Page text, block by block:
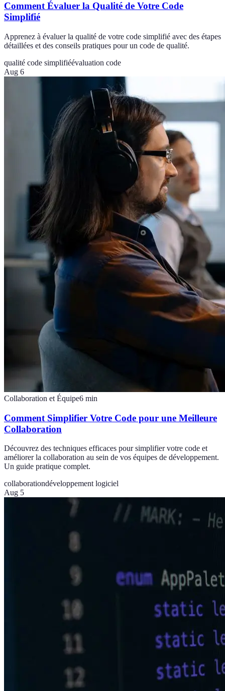
Comment Évaluer la Qualité de Votre Code
Simplifié
Apprenez à évaluer la qualité de votre code simplifié avec des étapes
détaillées et des conseils pratiques pour un code de qualité.
qualité code simplifiéévaluation code
Aug 6
Collaboration et Équipe6 min
Comment Simplifier Votre Code pour une Meilleure
Collaboration
Découvrez des techniques efficaces pour simplifier votre code et
améliorer la collaboration au sein de vos équipes de développement.
Un guide pratique complet.
collaborationdéveloppement logiciel
Aug 5